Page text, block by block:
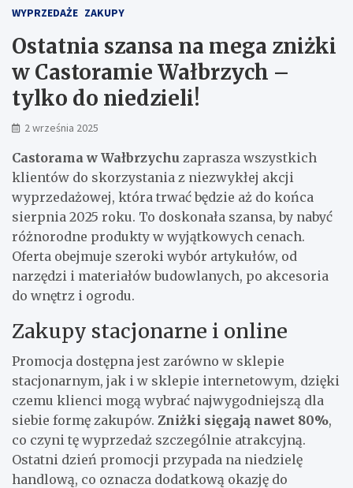
WYPRZEDAŻE ZAKUPY
Ostatnia szansa na mega zniżki
w Castoramie Wałbrzych –
tylko do niedzieli!
2 września 2025
Castorama w Wałbrzychu zaprasza wszystkich
klientów do skorzystania z niezwykłej akcji
wyprzedażowej, która trwać będzie aż do końca
sierpnia 2025 roku. To doskonała szansa, by nabyć
różnorodne produkty w wyjątkowych cenach.
Oferta obejmuje szeroki wybór artykułów, od
narzędzi i materiałów budowlanych, po akcesoria
do wnętrz i ogrodu.
Zakupy stacjonarne i online
Promocja dostępna jest zarówno w sklepie
stacjonarnym, jak i w sklepie internetowym, dzięki
czemu klienci mogą wybrać najwygodniejszą dla
siebie formę zakupów. Zniżki sięgają nawet 80%,
co czyni tę wyprzedaż szczególnie atrakcyjną.
Ostatni dzień promocji przypada na niedzielę
handlową, co oznacza dodatkową okazję do